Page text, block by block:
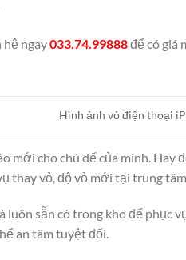
hệ ngay033.74.99888để có giá
Hình ảnh vỏ điện thoại
mới cho chú dế của mình.
thay vỏ, độ vỏ mới tại trung
luôn sẵn có trong kho để
an tâm tuyệt đối.